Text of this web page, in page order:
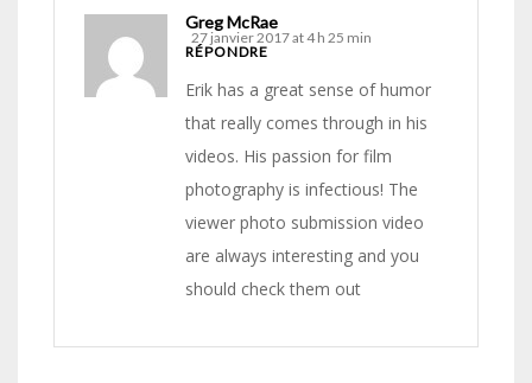
Greg McRae
27 janvier 2017 at 4 h 25 min
RÉPONDRE
Erik has a great sense of humor
that really comes through in his
videos. His passion for film
photography is infectious! The
viewer photo submission video
are always interesting and you
should check them out